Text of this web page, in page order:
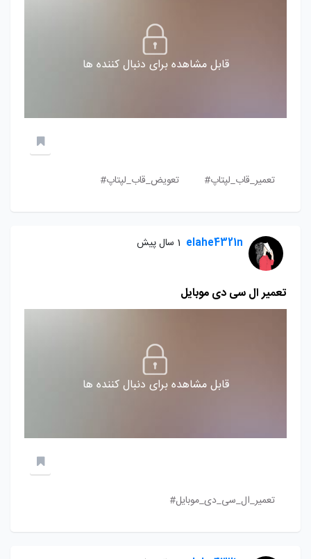
قابل مشاهده برای دنبال کننده ها
تعمیر_قاب_لپتاپ# تعویض_قاب_لپتاپ#
elahe4321n 1 سال پیش
تعمیر ال سی دی موبایل
قابل مشاهده برای دنبال کننده ها
تعمیر_ال_سی_دی_موبایل#